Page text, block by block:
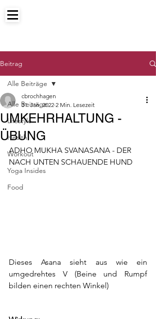
Beitrag
Alle Beiträge
Lifestyle
Health
Workout
Yoga Insides
Food
Alle Beiträge
UMKEHRHALTUNG -
ÜBUNG
cbrochhagen
31. Jan. 2022 2 Min. Lesezeit
ADHO MUKHA SVANASANA - DER
NACH UNTEN SCHAUENDE HUND
Dieses Asana sieht aus wie ein
umgedrehtes V (Beine und Rumpf
bilden einen rechten Winkel)